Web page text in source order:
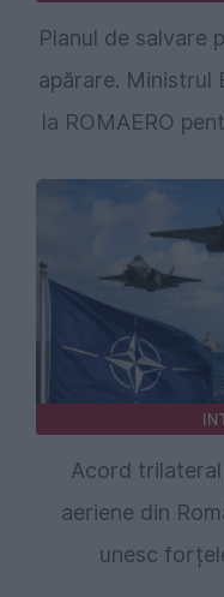
Planul de salvare
apărare. Ministrul
la ROMAERO
Acord
aeriene din
unesc